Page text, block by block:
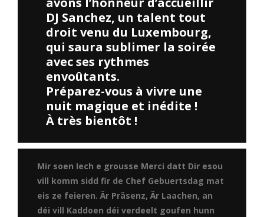
DJ Sanchez, un talent tout
droit venu du Luxembourg,
qui saura sublimer la soirée
avec ses rythmes
envoûtants.
Préparez-vous à vivre une
nuit magique et inédite !
À très bientôt !
Mir soen Iech e grousse Merci datt Dir esou
vill komm sidd fir de Chef Gebuertsdag mat
eis ze feieren. Är Präsenz, Är Laachen, an
déi vill Kaddoen déi verdeelt goufen hunn